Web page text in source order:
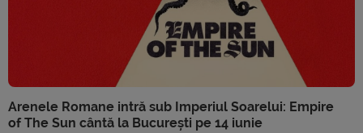
Arenele Romane intră sub Imperiul Soarelui: Empire
of The Sun cântă la București pe 14 iunie